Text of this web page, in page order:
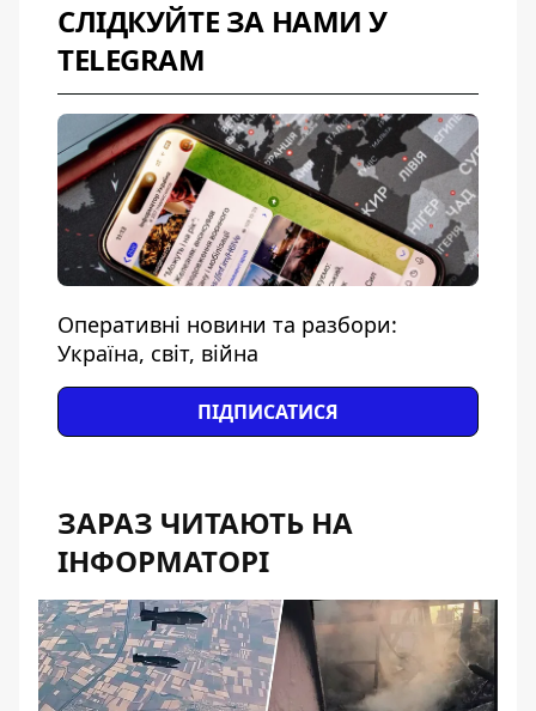
СЛІДКУЙТЕ ЗА НАМИ У
TELEGRAM
Оперативні новини та разбори:
Україна, світ, війна
ПІДПИСАТИСЯ
ЗАРАЗ ЧИТАЮТЬ НА
ІНФОРМАТОРІ